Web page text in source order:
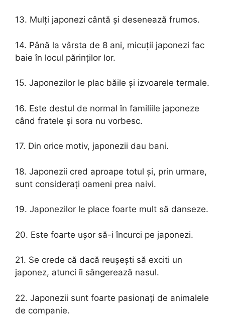
13. Mulți japonezi cântă și desenează frumos.
14. Până la vârsta de 8 ani, micuții japonezi fac
baie în locul părinților lor.
15. Japonezilor le plac băile și izvoarele termale.
16. Este destul de normal în familiile japoneze
când fratele și sora nu vorbesc.
17. Din orice motiv, japonezii dau bani.
18. Japonezii cred aproape totul și, prin urmare,
sunt considerați oameni prea naivi.
19. Japonezilor le place foarte mult să danseze.
20. Este foarte ușor să-i încurci pe japonezi.
21. Se crede că dacă reușești să exciti un
japonez, atunci îi sângerează nasul.
22. Japonezii sunt foarte pasionați de animalele
de companie.